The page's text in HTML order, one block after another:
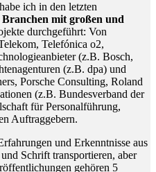
ich in den letzten
mit großen und
durchgeführt: Von
Telefónica o2,
(z.B. Bosch,
(z.B. dpa) und
Porsche Consulting, Roland
(z.B. Bundesverband der
für Personalführung,
Auftraggebern.
und Erkenntnisse aus
Schrift transportieren, aber
gehören 5